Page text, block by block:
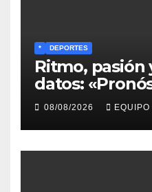
* DEPORTES
Ritmo, pasión
datos:
Musical» se
domingos en
90.3 FM
08/08/2026